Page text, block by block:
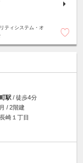
ティシステム・オ
駅 / 徒歩4分
/ 2階建
崎１丁目